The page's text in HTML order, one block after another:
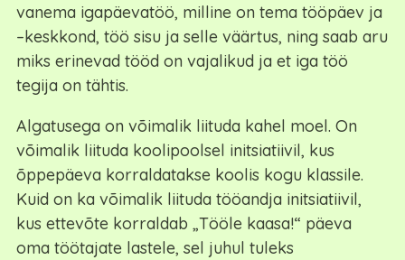
vanema igapäevatöö, milline on tema tööpäev ja
–keskkond, töö sisu ja selle väärtus, ning saab aru
miks erinevad tööd on vajalikud ja et iga töö
tegija on tähtis.
Algatusega on võimalik liituda kahel moel. On
võimalik liituda koolipoolsel initsiatiivil, kus
õppepäeva korraldatakse koolis kogu klassile.
Kuid on ka võimalik liituda tööandja initsiatiivil,
kus ettevõte korraldab „Tööle kaasa!“ päeva
oma töötajate lastele, sel juhul tuleks